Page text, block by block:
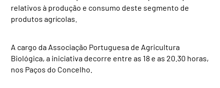
relativos à produção e consumo deste segmento de
produtos agrícolas.
A cargo da Associação Portuguesa de Agricultura
Biológica, a iniciativa decorre entre as 18 e as 20.30 horas,
nos Paços do Concelho.